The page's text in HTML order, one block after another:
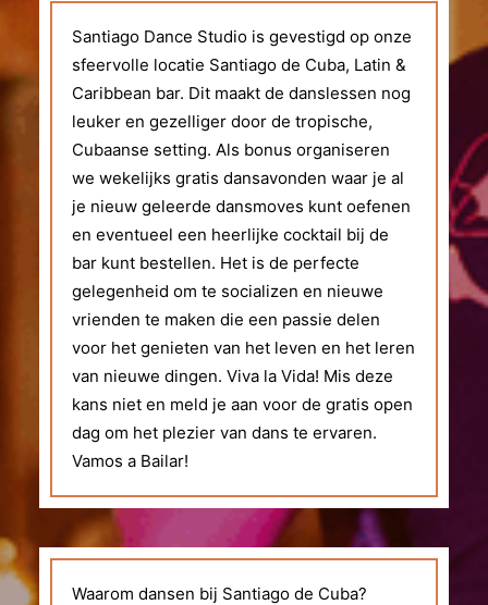
Santiago Dance Studio is gevestigd op onze
sfeervolle locatie Santiago de Cuba, Latin &
Caribbean bar. Dit maakt de danslessen nog
leuker en gezelliger door de tropische,
Cubaanse setting. Als bonus organiseren
we wekelijks gratis dansavonden waar je al
je nieuw geleerde dansmoves kunt oefenen
en eventueel een heerlijke cocktail bij de
bar kunt bestellen. Het is de perfecte
gelegenheid om te socializen en nieuwe
vrienden te maken die een passie delen
voor het genieten van het leven en het leren
van nieuwe dingen. Viva la Vida! Mis deze
kans niet en meld je aan voor de gratis open
dag om het plezier van dans te ervaren.
Vamos a Bailar!
Waarom dansen bij Santiago de Cuba?